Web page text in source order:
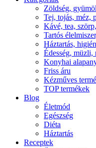
Zöldség,
Tej, tojás, méz,
Kávé, tea,
Tartós
Háztartás,
Édesség, müzli,
Konyhai
Friss áru
Kézműves
TOP termékek
Blog
Életmód
Egészség
Diéta
Háztartás
Receptek